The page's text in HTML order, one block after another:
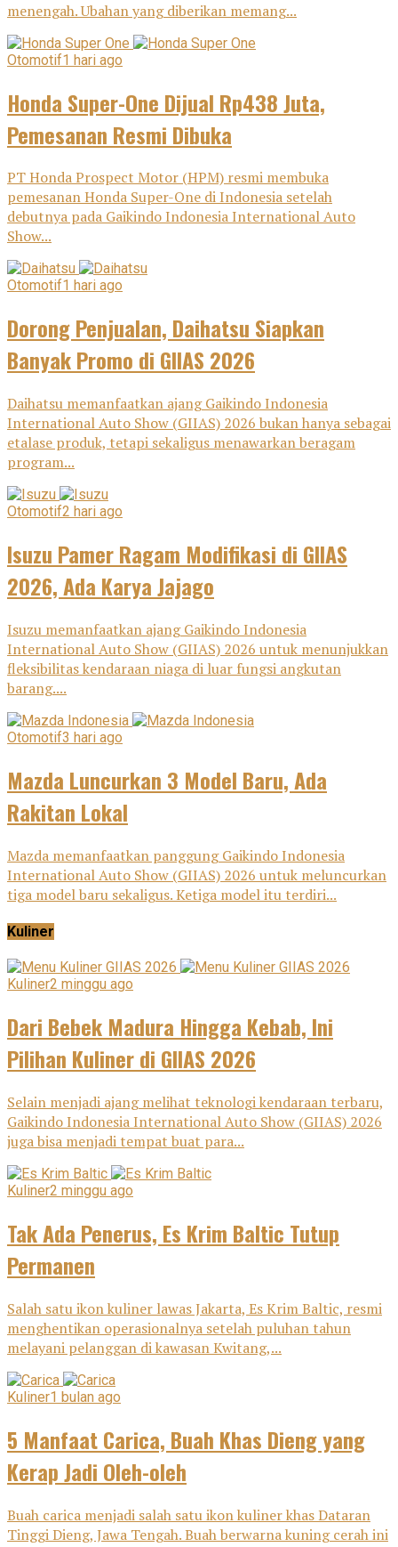
menengah. Ubahan yang diberikan memang...
Otomotif1 hari ago
Honda Super-One Dijual Rp438 Juta,
Pemesanan Resmi Dibuka
PT Honda Prospect Motor (HPM) resmi membuka
pemesanan Honda Super-One di Indonesia setelah
debutnya pada Gaikindo Indonesia International Auto
Show...
Otomotif1 hari ago
Dorong Penjualan, Daihatsu Siapkan
Banyak Promo di GIIAS 2026
Daihatsu memanfaatkan ajang Gaikindo Indonesia
International Auto Show (GIIAS) 2026 bukan hanya sebagai
etalase produk, tetapi sekaligus menawarkan beragam
program...
Otomotif2 hari ago
Isuzu Pamer Ragam Modifikasi di GIIAS
2026, Ada Karya Jajago
Isuzu memanfaatkan ajang Gaikindo Indonesia
International Auto Show (GIIAS) 2026 untuk menunjukkan
fleksibilitas kendaraan niaga di luar fungsi angkutan
barang....
Otomotif3 hari ago
Mazda Luncurkan 3 Model Baru, Ada
Rakitan Lokal
Mazda memanfaatkan panggung Gaikindo Indonesia
International Auto Show (GIIAS) 2026 untuk meluncurkan
tiga model baru sekaligus. Ketiga model itu terdiri...
Kuliner
Kuliner2 minggu ago
Dari Bebek Madura Hingga Kebab, Ini
Pilihan Kuliner di GIIAS 2026
Selain menjadi ajang melihat teknologi kendaraan terbaru,
Gaikindo Indonesia International Auto Show (GIIAS) 2026
juga bisa menjadi tempat buat para...
Kuliner2 minggu ago
Tak Ada Penerus, Es Krim Baltic Tutup
Permanen
Salah satu ikon kuliner lawas Jakarta, Es Krim Baltic, resmi
menghentikan operasionalnya setelah puluhan tahun
melayani pelanggan di kawasan Kwitang,...
Kuliner1 bulan ago
5 Manfaat Carica, Buah Khas Dieng yang
Kerap Jadi Oleh-oleh
Buah carica menjadi salah satu ikon kuliner khas Dataran
Tinggi Dieng, Jawa Tengah. Buah berwarna kuning cerah ini